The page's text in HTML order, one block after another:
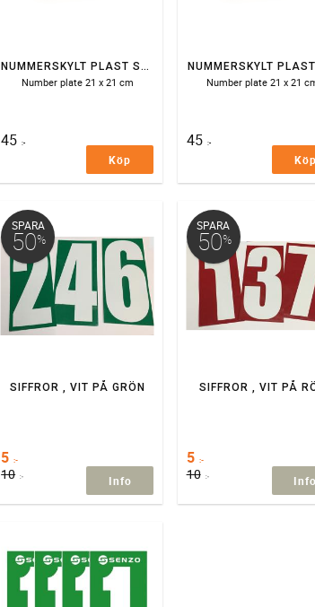
NUMMERSKYLT PLAST SVART
Number plate 21 x 21 cm
45 :-
Köp
NUMMERSKYLT
Number plate 21 x 21
45 :-
Köp
SIFFROR , VIT PÅ GRÖN
5 :-
10 :-
SPARA
50%
Info
SIFFROR , VIT PÅ
5 :-
10 :-
SPARA
50%
Info